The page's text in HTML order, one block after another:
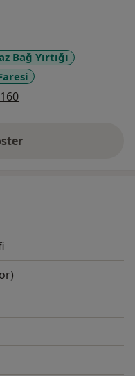
Bağ Yırtığı
hakkında